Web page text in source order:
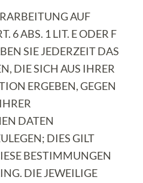
AUF
6 ABS. 1 LIT. E ODER F
SIE JEDERZEIT DAS
DIE SICH AUS IHRER
ERGEBEN, GEGEN
DATEN
DIES GILT
BESTIMMUNGEN
DIE JEWEILIGE